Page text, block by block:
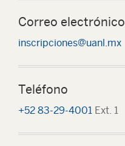
Correo electrónico
inscripciones@uanl.mx
Teléfono
+52 83-29-4001 Ext. 1